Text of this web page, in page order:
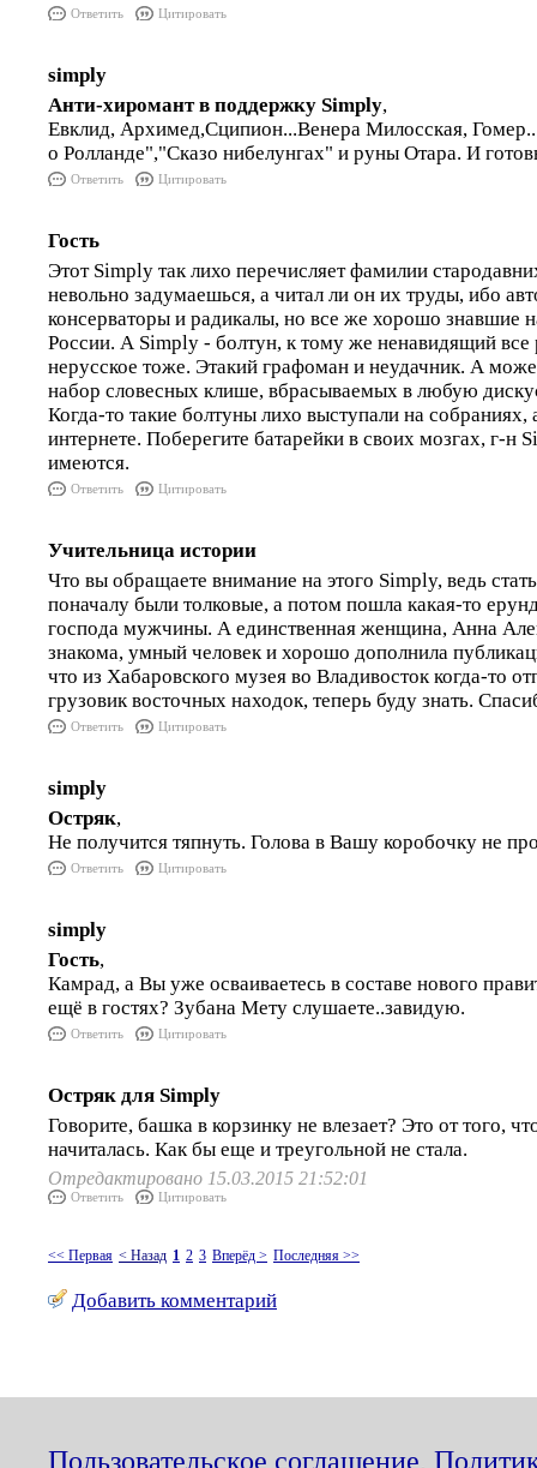
Ответить Цитировать
simply
Анти-хиромант в поддержку Simply,
Евклид, Архимед,Сципион...Венера Милосская,
о Ролланде","Сказо нибелунгах" и руны Отара. И
Ответить Цитировать
Гость
Этот Simply так лихо перечисляет фамилии
невольно задумаешься, а читал ли он их труды, ибо
консерваторы и радикалы, но все же хорошо знавшие
России. А Simply - болтун, к тому же ненавидящий все
нерусское тоже. Этакий графоман и неудачник. А
набор словесных клише, вбрасываемых в любую
Когда-то такие болтуны лихо выступали на собраниях,
интернете. Поберегите батарейки в своих мозгах, г-н
имеются.
Ответить Цитировать
Учительница истории
Что вы обращаете внимание на этого Simply, ведь
поначалу были толковые, а потом пошла какая-то
господа мужчины. А единственная женщина, Анна
знакома, умный человек и хорошо дополнила
что из Хабаровского музея во Владивосток когда-то
грузовик восточных находок, теперь буду знать.
Ответить Цитировать
simply
Остряк,
Не получится тяпнуть. Голова в Вашу коробочку не
Ответить Цитировать
simply
Гость,
Камрад, а Вы уже осваиваетесь в составе нового
ещё в гостях? Зубана Мету слушаете..завидую.
Ответить Цитировать
Остряк для Simply
Говорите, башка в корзинку не влезает? Это от того,
начиталась. Как бы еще и треугольной не стала.
Отредактировано 15.03.2015 21:52:01
Ответить Цитировать
<< Первая < Назад 1 2 3 Вперёд > Последняя >>
Добавить комментарий
Пользовательское соглашение,